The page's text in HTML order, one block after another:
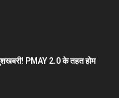
PMAY 2.0 के तहत होम